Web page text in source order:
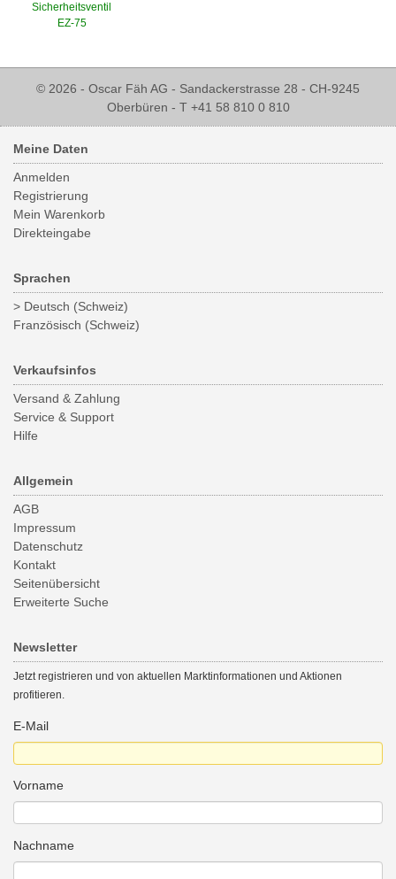
Sicherheitsventil
EZ-75
© 2026 - Oscar Fäh AG - Sandackerstrasse 28 - CH-9245
Oberbüren - T +41 58 810 0 810
Meine Daten
Anmelden
Registrierung
Mein Warenkorb
Direkteingabe
Sprachen
> Deutsch (Schweiz)
Französisch (Schweiz)
Verkaufsinfos
Versand & Zahlung
Service & Support
Hilfe
Allgemein
AGB
Impressum
Datenschutz
Kontakt
Seitenübersicht
Erweiterte Suche
Newsletter
Jetzt registrieren und von aktuellen Marktinformationen und Aktionen
profitieren.
E-Mail
Vorname
Nachname